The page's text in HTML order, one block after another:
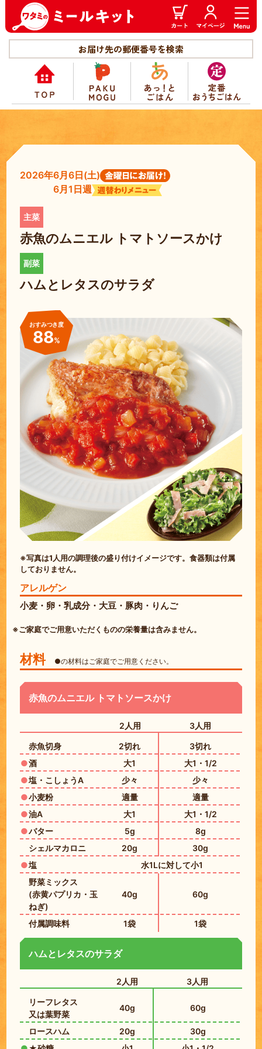
お届け先の郵便番号を検索
2026年6月6日(土)
6月1日週
赤魚のムニエル トマトソースかけ
ハムとレタスのサラダ
おすみつき度
88%
※写真は1人用の調理後の盛り付けイメージです。食器類は付属
しておりません。
アレルゲン
小麦・卵・乳成分・大豆・豚肉・りんご
※ご家庭でご用意いただくものの栄養量は含みません。
材料 ●の材料はご家庭でご用意ください。
赤魚のムニエル トマトソースかけ
2人用 3人用
赤魚切身 2切れ
3切れ
酒
大1
大1・1/2
塩・こしょうA
少々
少々
小麦粉
適量
適量
油A
大1
大1・1/2
バター
5g
8g
シェルマカロニ
20g
30g
塩
水1Lに対して小1
野菜ミックス
(赤黄パプリカ・玉
ねぎ)
40g 60g
付属調味料 1袋 1袋
ハムとレタスのサラダ
2人用 3人用
リーフレタス
又は葉野菜
40g 60g
ロースハム 20g
30g